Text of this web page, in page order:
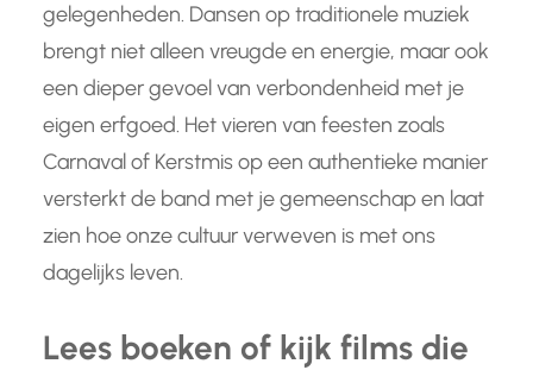
gelegenheden. Dansen op traditionele muziek
brengt niet alleen vreugde en energie, maar ook
een dieper gevoel van verbondenheid met je
eigen erfgoed. Het vieren van feesten zoals
Carnaval of Kerstmis op een authentieke manier
versterkt de band met je gemeenschap en laat
zien hoe onze cultuur verweven is met ons
dagelijks leven.
Lees boeken of kijk films die